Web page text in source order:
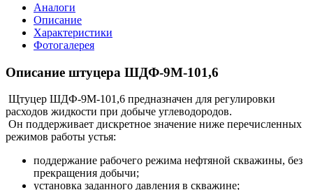
Аналоги
Описание
Характеристики
Фотогалерея
Описание штуцера ШДФ-9М-101,6
Щтуцер ШДФ-9М-101,6 предназначен для регулировки
расходов жидкости при добыче углеводородов.
Он поддерживает дискретное значение ниже перечисленных
режимов работы устья:
поддержание рабочего режима нефтяной скважины, без
прекращения добычи;
установка заданного давления в скважине;